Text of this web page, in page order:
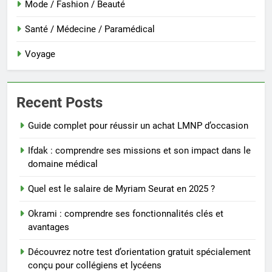
Mode / Fashion / Beauté
Santé / Médecine / Paramédical
Voyage
Recent Posts
Guide complet pour réussir un achat LMNP d’occasion
Ifdak : comprendre ses missions et son impact dans le
domaine médical
Quel est le salaire de Myriam Seurat en 2025 ?
Okrami : comprendre ses fonctionnalités clés et
avantages
Découvrez notre test d’orientation gratuit spécialement
conçu pour collégiens et lycéens